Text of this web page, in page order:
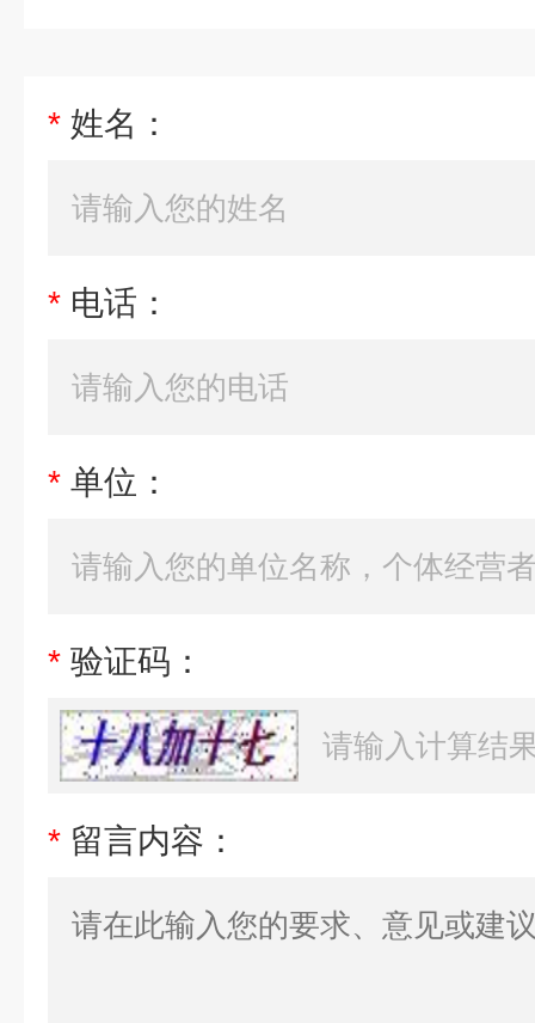
* 姓名：
* 电话：
* 单位：
* 验证码：
* 留言内容：